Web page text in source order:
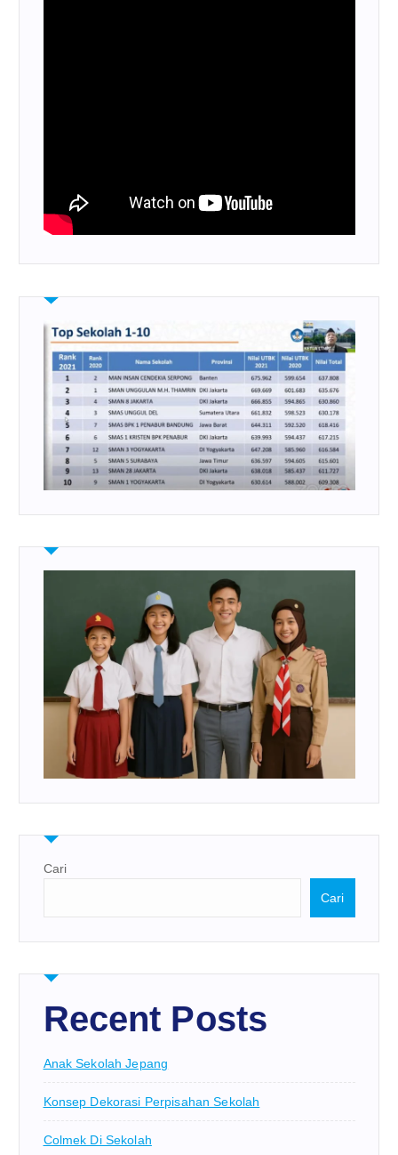
Cari
Cari
Recent Posts
Anak Sekolah Jepang
Konsep Dekorasi Perpisahan Sekolah
Colmek Di Sekolah